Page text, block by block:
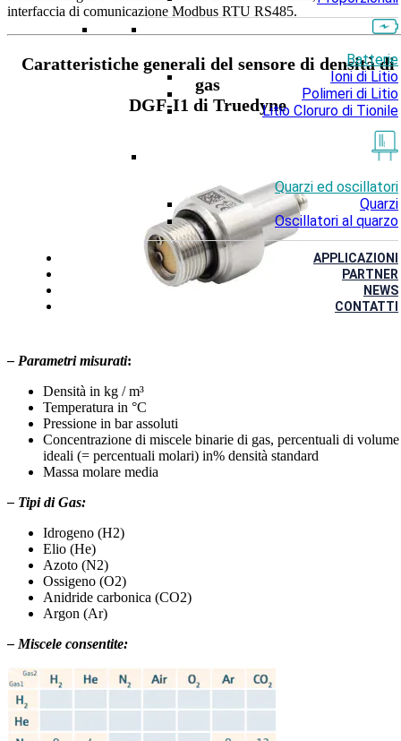
Batterie
Ioni di Litio
Polimeri di Litio
Litio Cloruro di Tionile
Quarzi ed oscillatori
Quarzi
Oscillatori al quarzo
APPLICAZIONI
PARTNER
NEWS
CONTATTI
interfaccia di comunicazione Modbus RTU RS485.
Caratteristiche generali del sensore di densità di
gas
DGF-I1 di Truedyne
– Parametri misurati:
Densità in kg / m³
Temperatura in °C
Pressione in bar assoluti
Concentrazione di miscele binarie di gas, percentuali di volume
ideali (= percentuali molari) in% densità standard
Massa molare media
– Tipi di Gas:
Idrogeno (H2)
Elio (He)
Azoto (N2)
Ossigeno (O2)
Anidride carbonica (CO2)
Argon (Ar)
– Miscele consentite: